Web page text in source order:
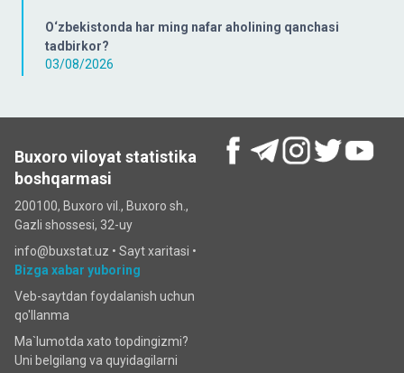
O‘zbekistonda har ming nafar aholining qanchasi
tadbirkor?
03/08/2026
Buxoro viloyat statistika
boshqarmasi
200100, Buxoro vil., Buxoro sh.,
Gazli shossesi, 32-uy
info@buxstat.uz • Sayt xaritasi •
Bizga xabar yuboring
Veb-saytdan foydalanish uchun
qo'llanma
Ma`lumotda xato topdingizmi?
Uni belgilang va quyidagilarni